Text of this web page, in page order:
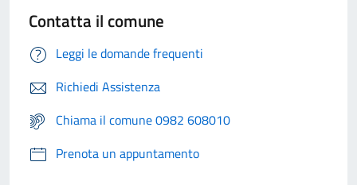
Contatta il comune
Leggi le domande frequenti
Richiedi Assistenza
Chiama il comune 0982 608010
Prenota un appuntamento